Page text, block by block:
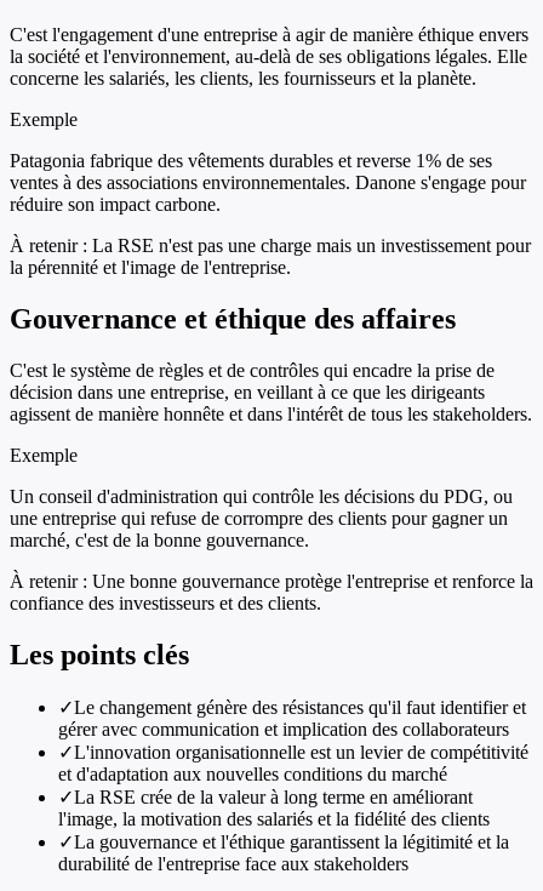
C'est l'engagement d'une entreprise à agir de manière éthique envers
la société et l'environnement, au-delà de ses obligations légales. Elle
concerne les salariés, les clients, les fournisseurs et la planète.
Exemple
Patagonia fabrique des vêtements durables et reverse 1% de ses
ventes à des associations environnementales. Danone s'engage pour
réduire son impact carbone.
À retenir : La RSE n'est pas une charge mais un investissement pour
la pérennité et l'image de l'entreprise.
Gouvernance et éthique des affaires
C'est le système de règles et de contrôles qui encadre la prise de
décision dans une entreprise, en veillant à ce que les dirigeants
agissent de manière honnête et dans l'intérêt de tous les stakeholders.
Exemple
Un conseil d'administration qui contrôle les décisions du PDG, ou
une entreprise qui refuse de corrompre des clients pour gagner un
marché, c'est de la bonne gouvernance.
À retenir : Une bonne gouvernance protège l'entreprise et renforce la
confiance des investisseurs et des clients.
Les points clés
✓Le changement génère des résistances qu'il faut identifier et
gérer avec communication et implication des collaborateurs
✓L'innovation organisationnelle est un levier de compétitivité
et d'adaptation aux nouvelles conditions du marché
✓La RSE crée de la valeur à long terme en améliorant
l'image, la motivation des salariés et la fidélité des clients
✓La gouvernance et l'éthique garantissent la légitimité et la
durabilité de l'entreprise face aux stakeholders